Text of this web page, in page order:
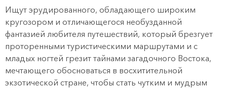
Ищут эрудированного, обладающего широким
кругозором и отличающегося необузданной
фантазией любителя путешествий, который брезгует
проторенными туристическими маршрутами и с
младых ногтей грезит тайнами загадочного Востока,
мечтающего обосноваться в восхитительной
экзотической стране, чтобы стать чутким и мудрым